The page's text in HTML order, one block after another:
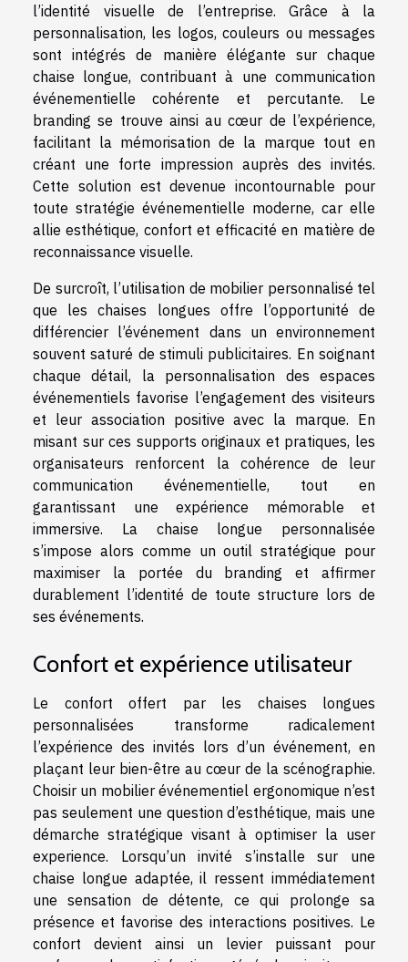
l’identité visuelle de l’entreprise. Grâce à la
personnalisation, les logos, couleurs ou messages
sont intégrés de manière élégante sur chaque
chaise longue, contribuant à une communication
événementielle cohérente et percutante. Le
branding se trouve ainsi au cœur de l’expérience,
facilitant la mémorisation de la marque tout en
créant une forte impression auprès des invités.
Cette solution est devenue incontournable pour
toute stratégie événementielle moderne, car elle
allie esthétique, confort et efficacité en matière de
reconnaissance visuelle.
De surcroît, l’utilisation de mobilier personnalisé tel
que les chaises longues offre l’opportunité de
différencier l’événement dans un environnement
souvent saturé de stimuli publicitaires. En soignant
chaque détail, la personnalisation des espaces
événementiels favorise l’engagement des visiteurs
et leur association positive avec la marque. En
misant sur ces supports originaux et pratiques, les
organisateurs renforcent la cohérence de leur
communication événementielle, tout en
garantissant une expérience mémorable et
immersive. La chaise longue personnalisée
s’impose alors comme un outil stratégique pour
maximiser la portée du branding et affirmer
durablement l’identité de toute structure lors de
ses événements.
Confort et expérience utilisateur
Le confort offert par les chaises longues
personnalisées transforme radicalement
l’expérience des invités lors d’un événement, en
plaçant leur bien-être au cœur de la scénographie.
Choisir un mobilier événementiel ergonomique n’est
pas seulement une question d’esthétique, mais une
démarche stratégique visant à optimiser la user
experience. Lorsqu’un invité s’installe sur une
chaise longue adaptée, il ressent immédiatement
une sensation de détente, ce qui prolonge sa
présence et favorise des interactions positives. Le
confort devient ainsi un levier puissant pour